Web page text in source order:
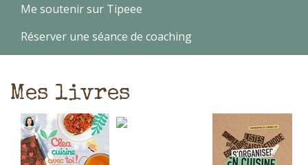
Me soutenir sur Tipeee
Réserver une séance de coaching
Mes livres